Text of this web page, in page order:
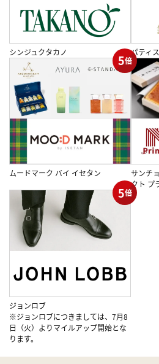
シンジュクタカノ パティ
5倍
ムードマーク バイ イセタン
サンチ
クト プ
5倍
ジョンロブ
※ジョンロブにつきましては、7月8
日（火）よりマイルアップ開始とな
ります。